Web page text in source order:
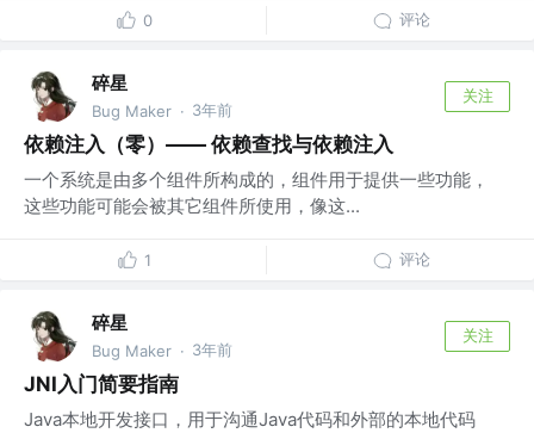
0 评论
碎星
Bug Maker · 3年前
关注
依赖注入（零）—— 依赖查找与依赖注入
一个系统是由多个组件所构成的，组件用于提供一些功能，
这些功能可能会被其它组件所使用，像这...
1 评论
碎星
Bug Maker · 3年前
关注
JNI入门简要指南
Java本地开发接口，用于沟通Java代码和外部的本地代码